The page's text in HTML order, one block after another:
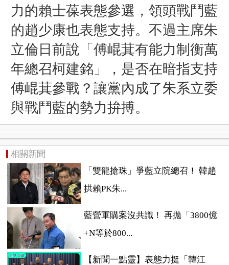
力的賴士葆表態參選，領頭戰鬥藍
的趙少康也表態支持。不過主席朱
立倫日前說「傅崐萁有能力制衡萬
年總召柯建銘」，是否在暗指支持
傅崐萁參戰？讓黨內成了朱系立委
與戰鬥藍的勢力拚搏。
相關新聞
「雙龍搶珠」爭藍立院總召！ 韓趙
拱賴PK朱...
藍營軍購案沒共識！ 再拋「3800億
+N等於800...
【新聞一點靈】表態力挺「韓江